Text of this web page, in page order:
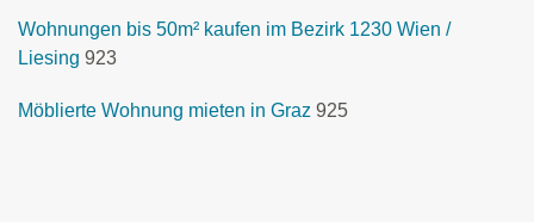
Wohnungen bis 50m² kaufen im Bezirk 1230 Wien /
Liesing 923
Möblierte Wohnung mieten in Graz 925